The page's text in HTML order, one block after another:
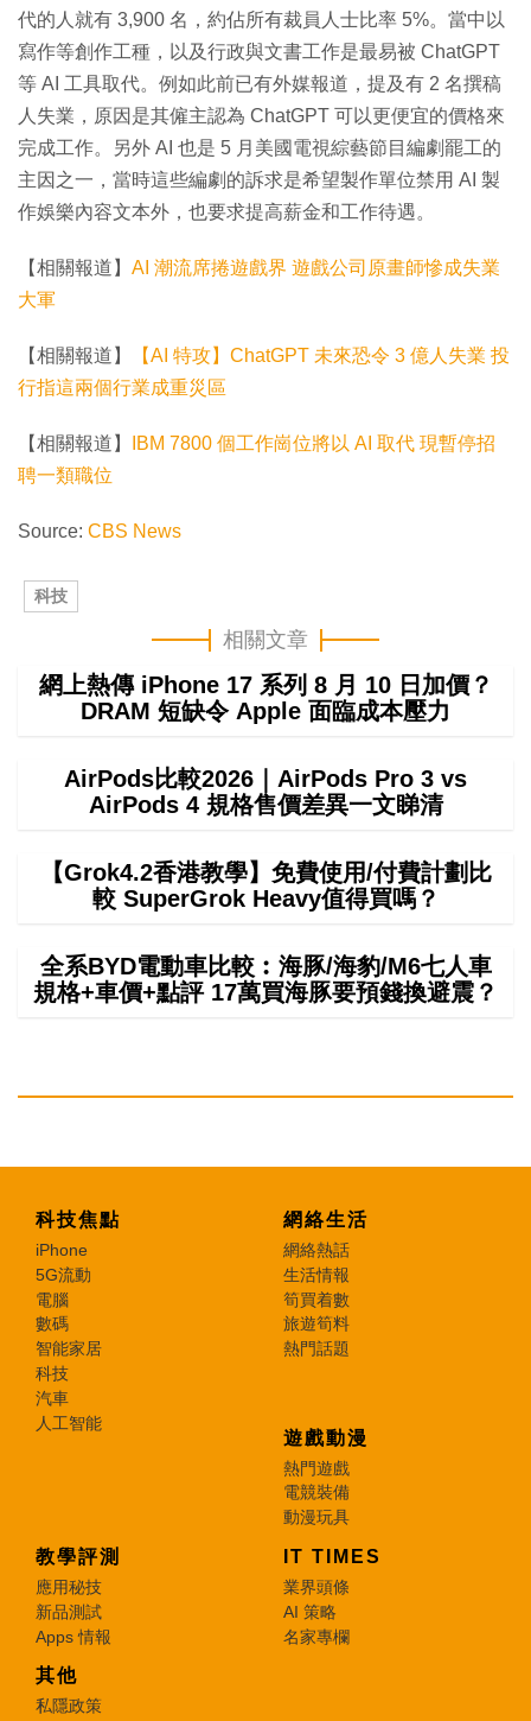
代的人就有 3,900 名，約佔所有裁員人士比率 5%。當中以
寫作等創作工種，以及行政與文書工作是最易被 ChatGPT
等 AI 工具取代。例如此前已有外媒報道，提及有 2 名撰稿
人失業，原因是其僱主認為 ChatGPT 可以更便宜的價格來
完成工作。另外 AI 也是 5 月美國電視綜藝節目編劇罷工的
主因之一，當時這些編劇的訴求是希望製作單位禁用 AI 製
作娛樂內容文本外，也要求提高薪金和工作待遇。
【相關報道】 AI 潮流席捲遊戲界 遊戲公司原畫師慘成失業
大軍
【相關報道】
【AI 特攻】ChatGPT 未來恐令 3 億人失業 投
行指這兩個行業成重災區
【相關報道】
IBM 7800 個工作崗位將以 AI 取代 現暫停招
聘一類職位
Source: CBS News
科技
相關文章
網上熱傳 iPhone 17 系列 8 月 10 日加價？
DRAM 短缺令 Apple 面臨成本壓力
AirPods比較2026｜AirPods Pro 3 vs
AirPods 4 規格售價差異一文睇清
【Grok4.2香港教學】免費使用/付費計劃比
較 SuperGrok Heavy值得買嗎？
全系BYD電動車比較︰海豚/海豹/M6七人車
規格+車價+點評 17萬買海豚要預錢換避震？
科技焦點
iPhone
5G流動
電腦
數碼
智能家居
科技
汽車
人工智能
網絡生活
網絡熱話
生活情報
筍買着數
旅遊筍料
熱門話題
遊戲動漫
熱門遊戲
電競裝備
動漫玩具
教學評測
應用秘技
新品測試
Apps 情報
IT TIMES
業界頭條
AI 策略
名家專欄
其他
私隱政策